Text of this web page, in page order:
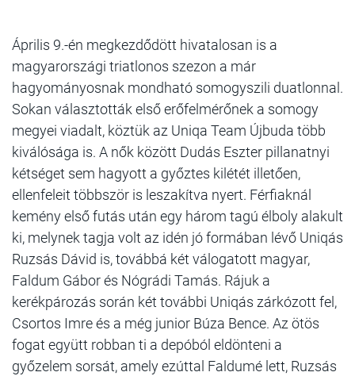
Április 9.-én megkezdődött hivatalosan is a
magyarországi triatlonos szezon a már
hagyományosnak mondható somogyszili duatlonnal.
Sokan választották első erőfelmérőnek a somogy
megyei viadalt, köztük az Uniqa Team Újbuda több
kiválósága is. A nők között Dudás Eszter pillanatnyi
kétséget sem hagyott a győztes kilétét illetően,
ellenfeleit többször is leszakítva nyert. Férfiaknál
kemény első futás után egy három tagú élboly alakult
ki, melynek tagja volt az idén jó formában lévő Uniqás
Ruzsás Dávid is, továbbá két válogatott magyar,
Faldum Gábor és Nógrádi Tamás. Rájuk a
kerékpározás során két további Uniqás zárkózott fel,
Csortos Imre és a még junior Búza Bence. Az ötös
fogat együtt robban ti a depóból eldönteni a
győzelem sorsát, amely ezúttal Faldumé lett, Ruzsás